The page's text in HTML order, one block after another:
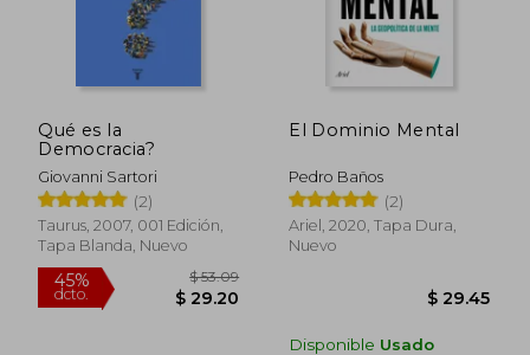
40%
dcto.
45%
Qué es la
Democracia?
Giovanni Sartori
(2)
Taurus, 2007, 001 Edición,
Tapa Blanda, Nuevo
El Dominio Mental
Pedro Baños
(2)
Ariel, 2020, Tapa Dura,
Nuevo
Disponible Usado